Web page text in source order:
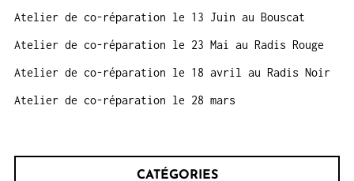
Atelier de co-réparation le 13 Juin au Bouscat
Atelier de co-réparation le 23 Mai au Radis Rouge
Atelier de co-réparation le 18 avril au Radis Noir
Atelier de co-réparation le 28 mars
CATÉGORIES